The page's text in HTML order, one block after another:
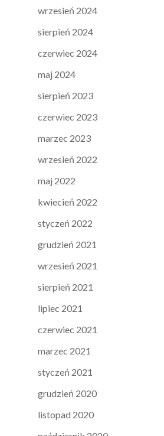
wrzesień 2024
sierpień 2024
czerwiec 2024
maj 2024
sierpień 2023
czerwiec 2023
marzec 2023
wrzesień 2022
maj 2022
kwiecień 2022
styczeń 2022
grudzień 2021
wrzesień 2021
sierpień 2021
lipiec 2021
czerwiec 2021
marzec 2021
styczeń 2021
grudzień 2020
listopad 2020